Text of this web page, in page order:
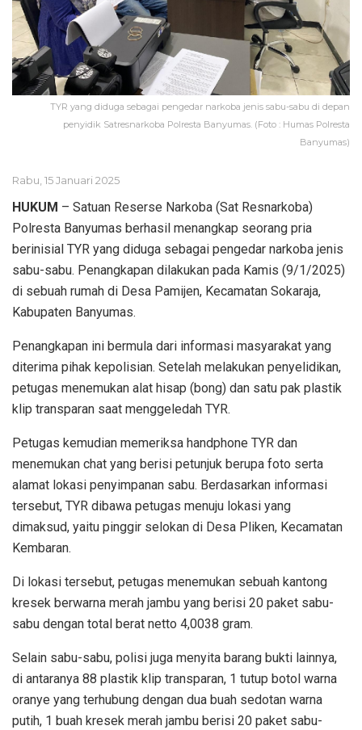
TYR yang diduga sebagai pengedar narkoba jenis sabu-sabu di depan
penyidik Satresnarkoba Polresta Banyumas. (Foto : Humas Polresta
Banyumas)
Rabu, 15 Januari 2025
HUKUM – Satuan Reserse Narkoba (Sat Resnarkoba)
Polresta Banyumas berhasil menangkap seorang pria
berinisial TYR yang diduga sebagai pengedar narkoba jenis
sabu-sabu. Penangkapan dilakukan pada Kamis (9/1/2025)
di sebuah rumah di Desa Pamijen, Kecamatan Sokaraja,
Kabupaten Banyumas.
Penangkapan ini bermula dari informasi masyarakat yang
diterima pihak kepolisian. Setelah melakukan penyelidikan,
petugas menemukan alat hisap (bong) dan satu pak plastik
klip transparan saat menggeledah TYR.
Petugas kemudian memeriksa handphone TYR dan
menemukan chat yang berisi petunjuk berupa foto serta
alamat lokasi penyimpanan sabu. Berdasarkan informasi
tersebut, TYR dibawa petugas menuju lokasi yang
dimaksud, yaitu pinggir selokan di Desa Pliken, Kecamatan
Kembaran.
Di lokasi tersebut, petugas menemukan sebuah kantong
kresek berwarna merah jambu yang berisi 20 paket sabu-
sabu dengan total berat netto 4,0038 gram.
Selain sabu-sabu, polisi juga menyita barang bukti lainnya,
di antaranya 88 plastik klip transparan, 1 tutup botol warna
oranye yang terhubung dengan dua buah sedotan warna
putih, 1 buah kresek merah jambu berisi 20 paket sabu-